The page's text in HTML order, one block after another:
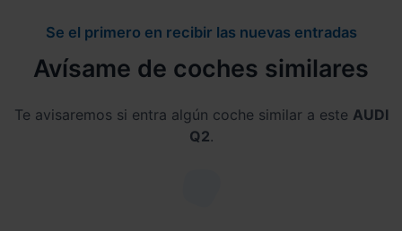
Se el primero en recibir las nuevas entradas
Avísame de coches similares
Te avisaremos si entra algún coche similar a este AUDI
Q2.